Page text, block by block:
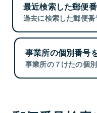
最近検索した郵便
過去に検索した郵便番
事業所の個別番号
事業所の７けたの個